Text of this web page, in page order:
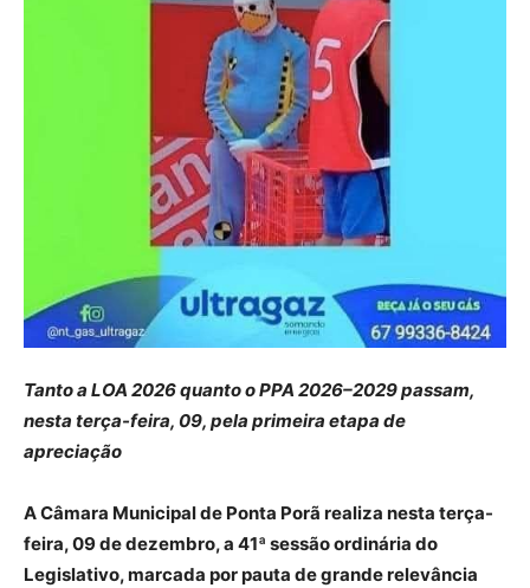
Tanto a LOA 2026 quanto o PPA 2026–2029 passam,
nesta terça-feira, 09, pela primeira etapa de
apreciação
A Câmara Municipal de Ponta Porã realiza nesta terça-
feira, 09 de dezembro, a 41ª sessão ordinária do
Legislativo, marcada por pauta de grande relevância